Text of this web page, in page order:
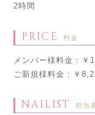
2時間
PRICE 料金
メンバー様料金：￥
ご新規様料金：￥
NAILIST 担当